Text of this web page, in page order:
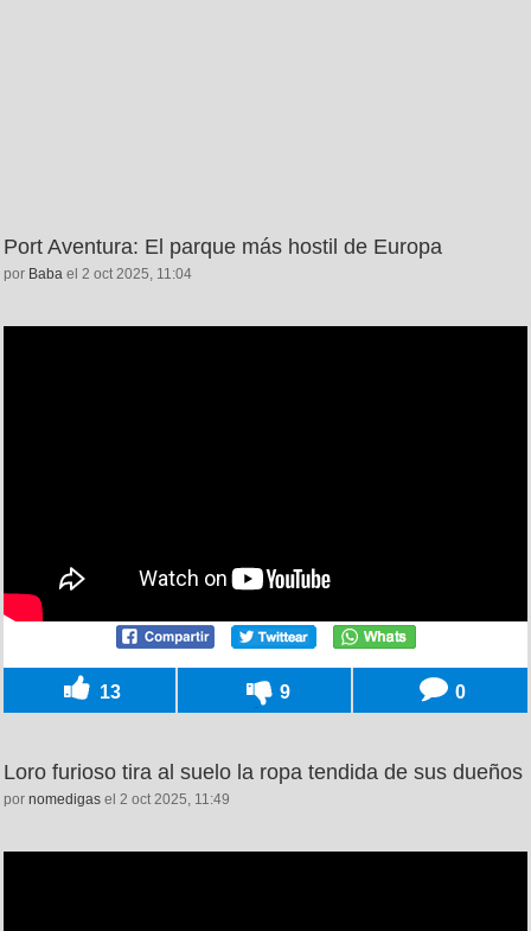
Port Aventura: El parque más hostil de Europa
por Baba el 2 oct 2025, 11:04
13 9 0
Loro furioso tira al suelo la ropa tendida de sus dueños
por nomedigas el 2 oct 2025, 11:49